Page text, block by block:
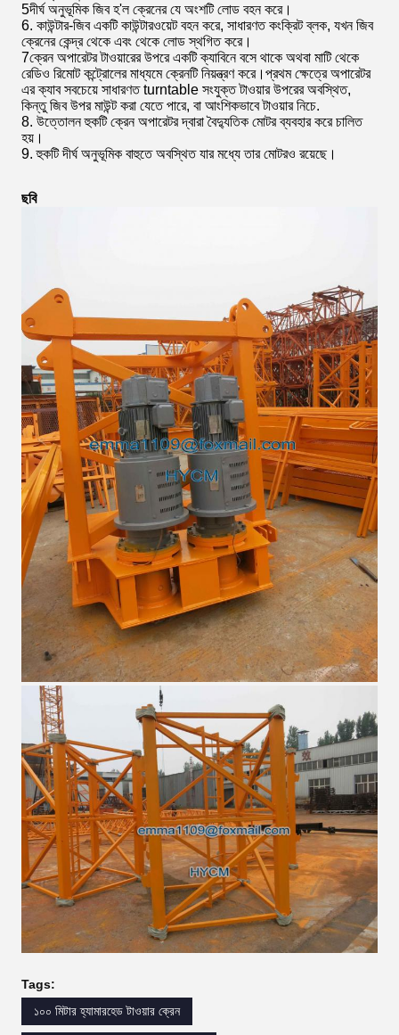
5দীর্ঘ অনুভূমিক জিব হ'ল ক্রেনের যে অংশটি লোড বহন করে।
6. কাউন্টার-জিব একটি কাউন্টারওয়েট বহন করে, সাধারণত কংক্রিট ব্লক, যখন জিব
ক্রেনের কেন্দ্র থেকে এবং থেকে লোড স্থগিত করে।
7ক্রেন অপারেটর টাওয়ারের উপরে একটি ক্যাবিনে বসে থাকে অথবা মাটি থেকে
রেডিও রিমোট কন্ট্রোলের মাধ্যমে ক্রেনটি নিয়ন্ত্রণ করে।প্রথম ক্ষেত্রে অপারেটর
এর ক্যাব সবচেয়ে সাধারণত turntable সংযুক্ত টাওয়ার উপরের অবস্থিত,
কিন্তু জিব উপর মাউন্ট করা যেতে পারে, বা আংশিকভাবে টাওয়ার নিচে.
8. উত্তোলন হুকটি ক্রেন অপারেটর দ্বারা বৈদ্যুতিক মোটর ব্যবহার করে চালিত
হয়।
9. হুকটি দীর্ঘ অনুভূমিক বাহুতে অবস্থিত যার মধ্যে তার মোটরও রয়েছে।
ছবি
Tags:
১০০ মিটার হ্যামারহেড টাওয়ার ক্রেন